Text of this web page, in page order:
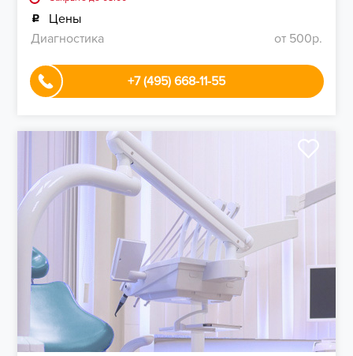
Цены
Диагностика
от 500р.
+7 (495) 668-11-55